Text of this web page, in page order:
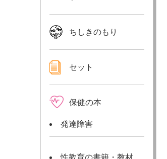
ちしきのもり
セット
保健の本
発達障害